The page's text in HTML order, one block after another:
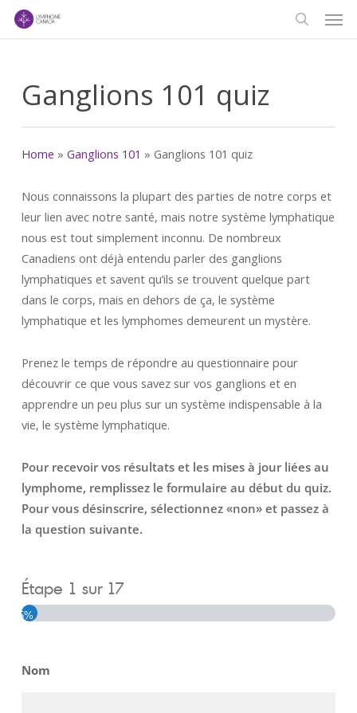
Skip
Ganglions 101 quiz
Home » Ganglions 101 » Ganglions 101 quiz
Nous connaissons la plupart des parties de notre corps et
leur lien avec notre santé, mais notre système lymphatique
nous est tout simplement inconnu. De nombreux
Canadiens ont déjà entendu parler des ganglions
lymphatiques et savent qu’ils se trouvent quelque part
dans le corps, mais en dehors de ça, le système
lymphatique et les lymphomes demeurent un mystère.
Prenez le temps de répondre au questionnaire pour
découvrir ce que vous savez sur vos ganglions et en
apprendre un peu plus sur un système indispensable à la
vie, le système lymphatique.
Pour recevoir vos résultats et les mises à jour liées au
lymphome, remplissez le formulaire au début du quiz.
Pour vous désinscrire, sélectionnez «non» et passez à
la question suivante.
Étape 1 sur 17
5%
Nom